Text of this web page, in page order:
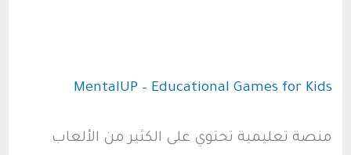
MentalUP – EducationalGames for Kids
منصة تعليمية تحتوي على الكثير من الألعاب